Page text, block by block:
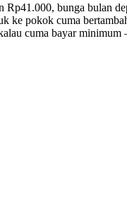
bunga bulan
ke pokok cuma
cuma bayar